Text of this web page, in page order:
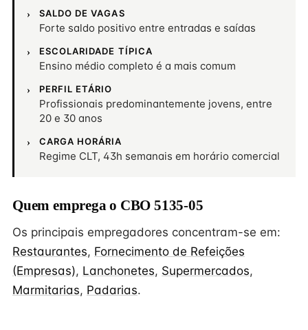
SALDO DE VAGAS
Forte saldo positivo entre entradas e saídas
ESCOLARIDADE TÍPICA
Ensino médio completo é a mais comum
PERFIL ETÁRIO
Profissionais predominantemente jovens, entre
20 e 30 anos
CARGA HORÁRIA
Regime CLT, 43h semanais em horário comercial
Quem emprega o CBO 5135-05
Os principais empregadores concentram-se em:
Restaurantes, Fornecimento de Refeições
(Empresas), Lanchonetes, Supermercados,
Marmitarias, Padarias.